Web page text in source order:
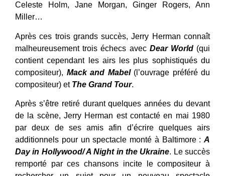
Celeste Holm, Jane Morgan, Ginger Rogers, Ann
Miller…
Après ces trois grands succès, Jerry Herman connaît
malheureusement trois échecs avec Dear World(qui
contient cependant les airs les plus sophistiqués du
compositeur), Mack and Mabel(l’ouvrage préféré du
compositeur) et The Grand Tour.
Après s’être retiré durant quelques années du devant
de la scène, Jerry Herman est contacté en mai 1980
par deux de ses amis afin d’écrire quelques airs
additionnels pour un spectacle monté à Baltimore : A
Day in Hollywood/ A Night in the Ukraine. Le succès
remporté par ces chansons incite le compositeur à